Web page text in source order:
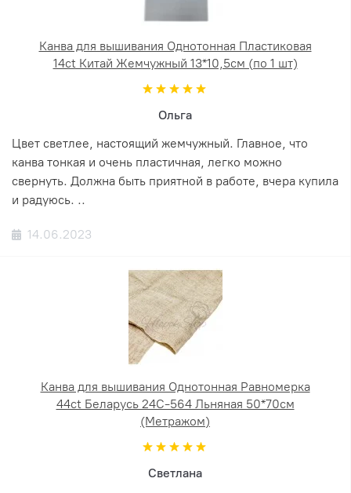
Канва для вышивания Однотонная Пластиковая
14ct Китай Жемчужный 13*10,5см (по 1 шт)
Ольга
Цвет светлее, настоящий жемчужный. Главное, что
канва тонкая и очень пластичная, легко можно
свернуть. Должна быть приятной в работе, вчера купила
и радуюсь. ..
14.06.2023
Канва для вышивания Однотонная Равномерка
44ct Беларусь 24С-564 Льняная 50*70см
(Метражом)
Светлана